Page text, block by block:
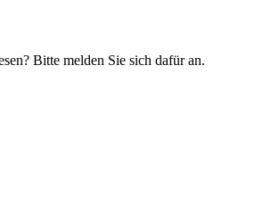
Bitte melden Sie sich dafür an.